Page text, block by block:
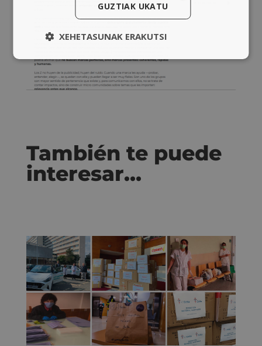
También te puede
interesar…
GUZTIAK UKATU
XEHETASUNAK ERAKUTSI